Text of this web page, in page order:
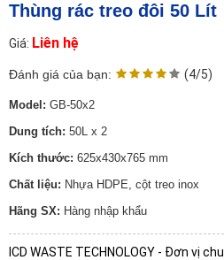
Thùng rác treo đôi 50 Lít
Giá: Liên hệ
Đánh giá của bạn: (4/5)
Model: GB-50x2
Dung tích: 50L x 2
Kích thước: 625x430x765 mm
Chất liệu: Nhựa HDPE, cột treo inox
Hãng SX: Hàng nhập khẩu
ICD WASTE TECHNOLOGY - Đơn vị